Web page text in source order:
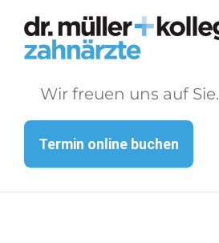
Inhalt
springen
Wir freuen uns auf Sie.
Termin online buchen